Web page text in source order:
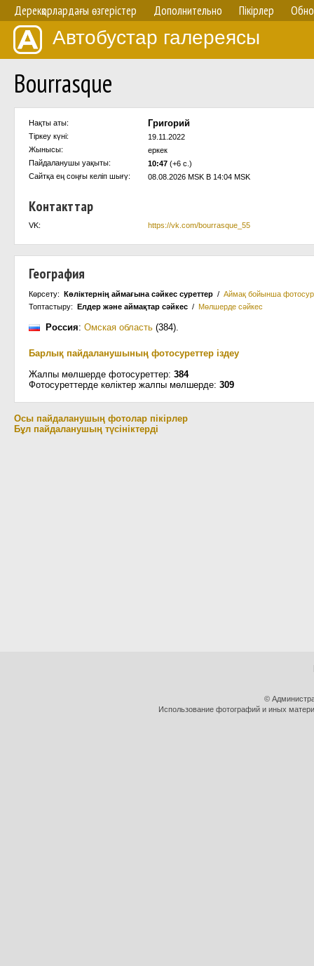
Дерекқорлардағы өзгерістер Дополнительно Пікірлер
Автобустар галереясы
Bourrasque
Нақты аты: Григорий
Тіркеу күні:
19.11.2022
Жынысы:
еркек
Пайдаланушы уақыты:
10:47 (+6 с.)
Сайтқа ең соңғы келіп шығү:
08.08.2026 MSK В 14:04 MSK
Контакттар
VK: https://vk.com/bourrasque_55
География
Көрсету: Көліктернің аймағына сәйкес суреттер / Аймақ бойынша
Топтастыру: Елдер және аймақтар сәйкес / Мөлшерде сәйкес
Россия: Омская область (384).
Барлық пайдаланушының фотосуреттер іздеу
Жалпы мөлшерде фотосуреттер: 384
Фотосуреттерде көліктер жалпы мөлшерде: 309
Осы пайдаланушың фотолар пікірлер
Бұл пайдаланушың түсініктерді
©
Использование фотографий и иных